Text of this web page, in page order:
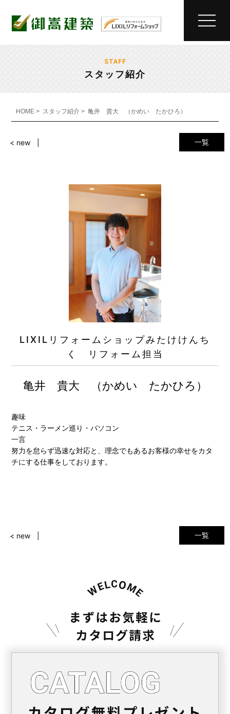
STAFF
スタッフ紹介
HOME スタッフ紹介 亀井 貴大 （かめい たかひろ）
一覧
< new
LIXILリフォームショップみたけけんち
く リフォーム担当
亀井 貴大 （かめい たかひろ）
趣味
テニス・ラーメン巡り・パソコン
一言
努力を怠らず迅速な対応と、理念でもあるお客様の幸せをカタ
チにする仕事をしております。
一覧
< new